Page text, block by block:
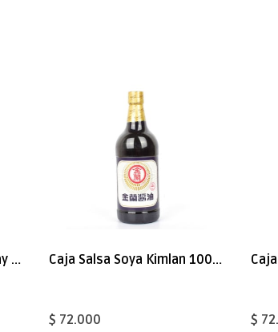
Caja Pasta De Soya (Haday Yes!) Picante 340g x 15
Caja Salsa Soya Kimlan 1000mlx12
$ 72.000 $